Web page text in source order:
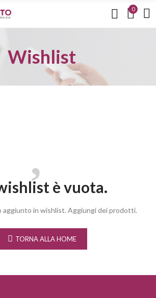
0
Wishlist
è vuota.
in wishlist. Aggiungi dei prodotti.
TORNA ALLA HOME